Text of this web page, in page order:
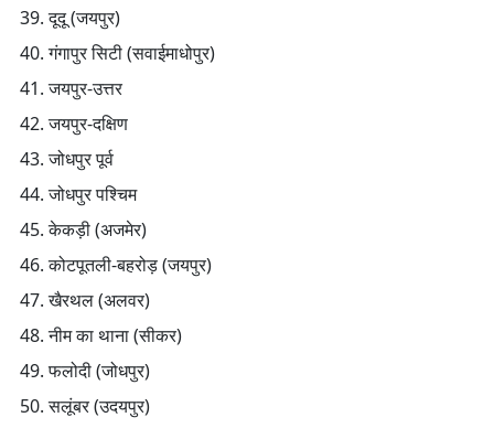
दूदू (जयपुर)
गंगापुर सिटी (सवाईमाधोपुर)
जयपुर-उत्तर
जयपुर-दक्षिण
जोधपुर पूर्व
जोधपुर पश्चिम
केकड़ी (अजमेर)
कोटपूतली-बहरोड़ (जयपुर)
खैरथल (अलवर)
नीम का थाना (सीकर)
फलोदी (जोधपुर)
सलूंबर (उदयपुर)